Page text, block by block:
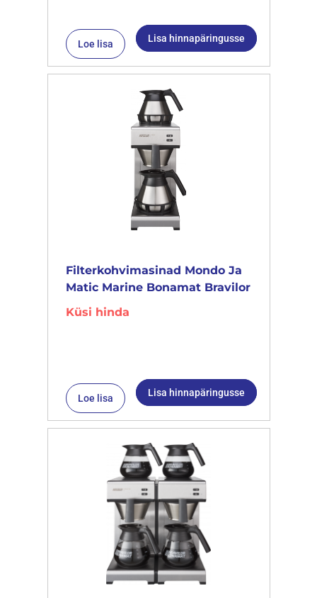
Loe lisa Lisa hinnapäringusse
Filterkohvimasinad Mondo Ja
Matic Marine Bonamat Bravilor
Küsi hinda
Loe lisa Lisa hinnapäringusse